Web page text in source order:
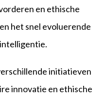
en ethische
het snel evoluerende
initiatieven
innovatie en ethische